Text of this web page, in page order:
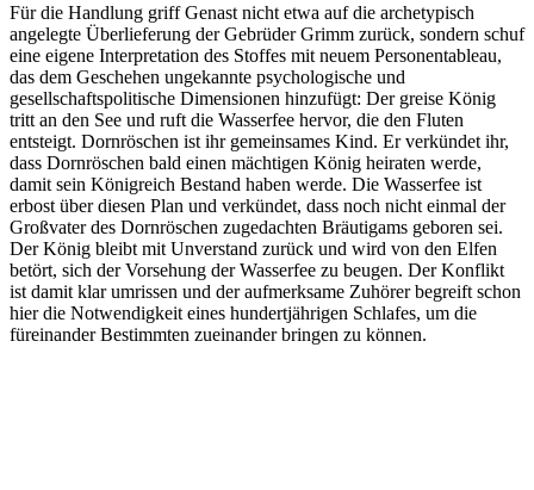
Für die Handlung griff Genast nicht etwa auf die archetypisch
angelegte Überlieferung der Gebrüder Grimm zurück, sondern schuf
eine eigene Interpretation des Stoffes mit neuem Personentableau,
das dem Geschehen ungekannte psychologische und
gesellschaftspolitische Dimensionen hinzufügt: Der greise König
tritt an den See und ruft die Wasserfee hervor, die den Fluten
entsteigt. Dornröschen ist ihr gemeinsames Kind. Er verkündet ihr,
dass Dornröschen bald einen mächtigen König heiraten werde,
damit sein Königreich Bestand haben werde. Die Wasserfee ist
erbost über diesen Plan und verkündet, dass noch nicht einmal der
Großvater des Dornröschen zugedachten Bräutigams geboren sei.
Der König bleibt mit Unverstand zurück und wird von den Elfen
betört, sich der Vorsehung der Wasserfee zu beugen. Der Konflikt
ist damit klar umrissen und der aufmerksame Zuhörer begreift schon
hier die Notwendigkeit eines hundertjährigen Schlafes, um die
füreinander Bestimmten zueinander bringen zu können.